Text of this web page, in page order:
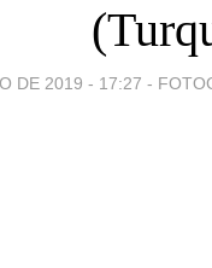
DE 2019 - 17:27 -